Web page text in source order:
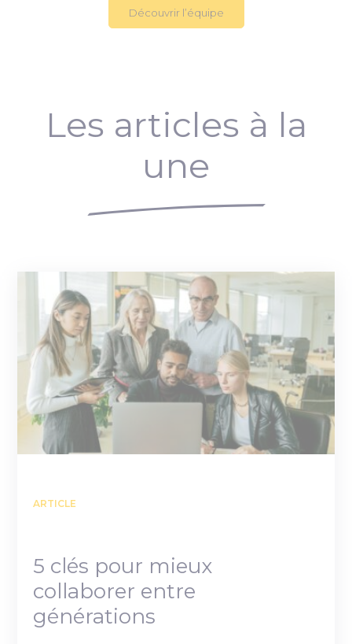
Découvrir l’équipe
Les articles à la
une
ARTICLE
5 clés pour mieux
collaborer entre
générations